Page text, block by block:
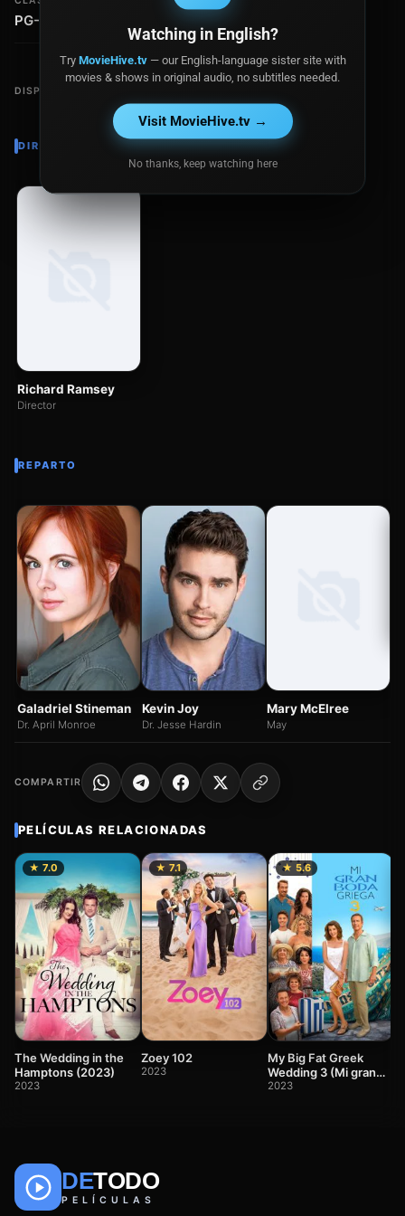
PG-13
DISPONIBLE EN
DIRECTOR
Richard Ramsey
Director
REPARTO
Galadriel Stineman
Dr. April Monroe
Kevin Joy
Dr. Jesse Hardin
Mary McElree
May
COMPARTIR
PELÍCULAS RELACIONADAS
★ 7.0
The Wedding in the
Hamptons (2023)
2023
★ 7.1
Zoey 102
2023
★ 5.6
My Big Fat Greek
Wedding 3 (Mi gran
boda griega 3)
2023
DETODO
PELÍCULAS
Watching in English?
Try MovieHive.tv— our English-language sister site with
movies & shows in original audio, no subtitles needed.
Visit MovieHive.tv →
No thanks, keep watching here
🎬
Películas